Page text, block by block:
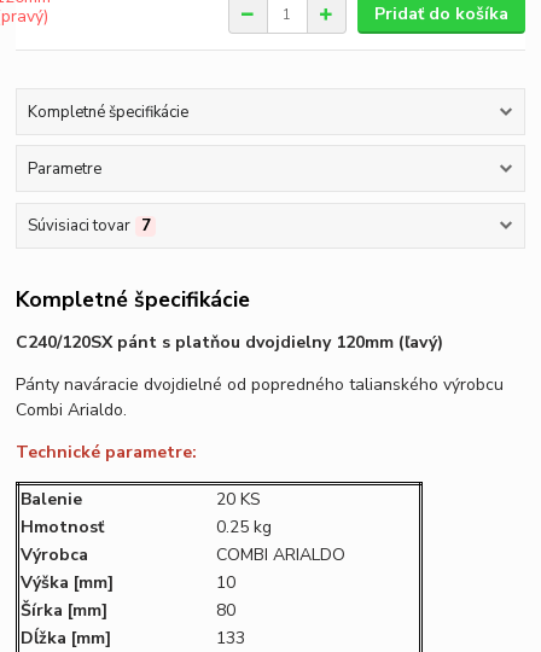
Pridať do košíka
Kompletné špecifikácie
Parametre
Súvisiaci tovar 7
Kompletné špecifikácie
C240/120SX pánt s platňou dvojdielny 120mm (ľavý)
Pánty naváracie dvojdielné od popredného talianského výrobcu
Combi Arialdo.
Technické parametre:
Balenie
20 KS
Hmotnosť
0.25 kg
Výrobca
COMBI ARIALDO
Výška [mm]
10
Šírka [mm]
80
Dĺžka [mm]
133